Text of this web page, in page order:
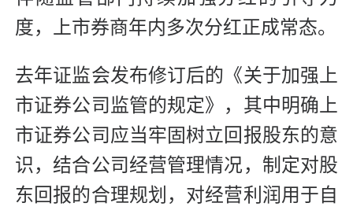
度，上市券商年内多次分红正成常态。
去年证监会发布修订后的《关于加强上
市证券公司监管的规定》，其中明确上
市证券公司应当牢固树立回报股东的意
识，结合公司经营管理情况，制定对股
东回报的合理规划，对经营利润用于自